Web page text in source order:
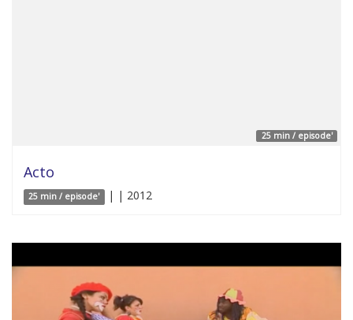
25 min / episode'
Acto
25 min / episode' | | 2012